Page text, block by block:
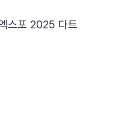
스포 2025 다트